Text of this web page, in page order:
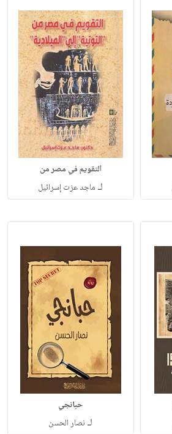
التقويم في مصر من
لـ ماجد عزت إسرائيل
حبانجي
لـ نصار الحسن